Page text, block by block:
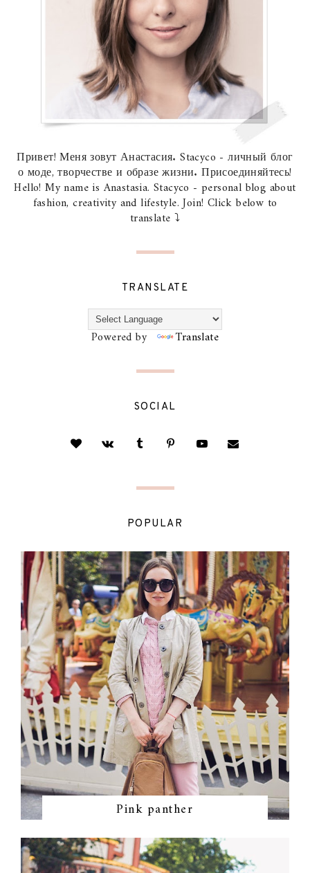
Привет! Меня зовут Анастасия. Stacyco - личный блог
о моде, творчестве и образе жизни. Присоединяйтесь!
Hello! My name is Anastasia. Stacyco - personal blog about
fashion, creativity and lifestyle. Join! Click below to
translate ⤵
TRANSLATE
Powered by Translate
SOCIAL
POPULAR
Pink panther